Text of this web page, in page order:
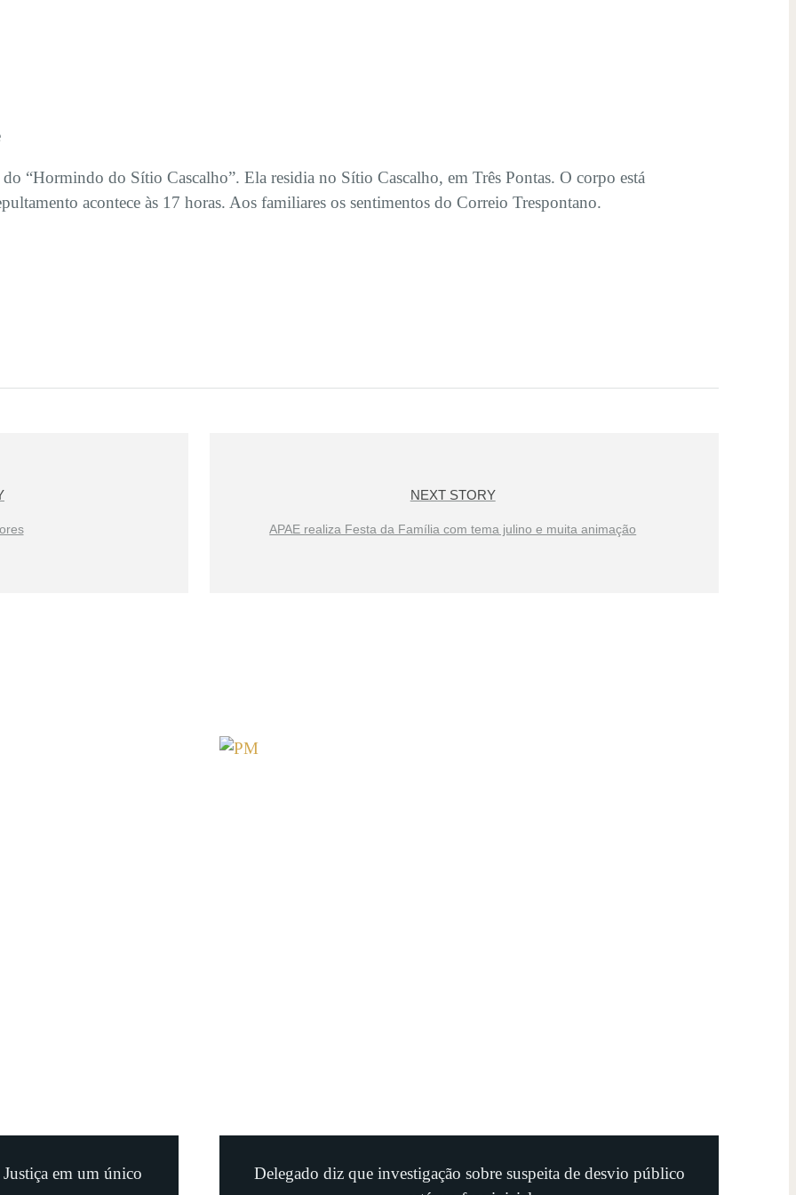
“Hormindo do Sítio Cascalho”. Ela residia no Sítio Cascalho, em Três Pontas. O corpo está
acontece às 17 horas. Aos familiares os sentimentos do Correio Trespontano.
NEXT STORY
APAE realiza Festa da Família com tema julino e muita animação
em um único
Delegado diz que investigação sobre suspeita de desvio público